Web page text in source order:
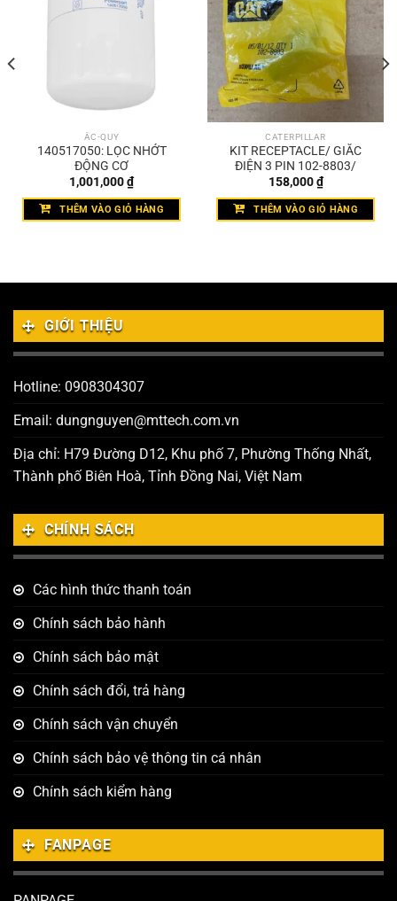
ẮC-QUY
140517050: LỌC NHỚT
ĐỘNG CƠ
1,001,000₫
THÊM VÀO GIỎ HÀNG
CATERPILLAR
KIT RECEPTACLE/ GIẮC
ĐIỆN 3 PIN 102-8803/
158,000₫
THÊM VÀO GIỎ HÀNG
GIỚI THIỆU
Hotline: 0908304307
Email: dungnguyen@mttech.com.vn
Địa chỉ: H79 Đường D12, Khu phố 7, Phường Thống Nhất,
Thành phố Biên Hoà, Tỉnh Đồng Nai, Việt Nam
CHÍNH SÁCH
Các hình thức thanh toán
Chính sách bảo hành
Chính sách bảo mật
Chính sách đổi, trả hàng
Chính sách vận chuyển
Chính sách bảo vệ thông tin cá nhân
Chính sách kiểm hàng
FANPAGE